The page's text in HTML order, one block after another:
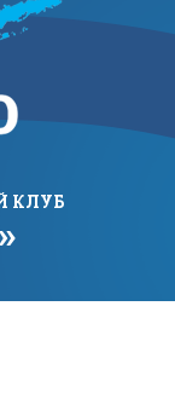
КЛУБ